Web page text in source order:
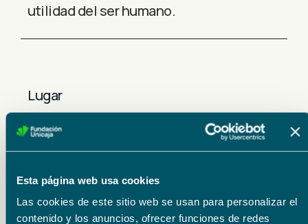
Esta página web usa cookies
Las cookies de este sitio web se usan para personalizar el
contenido y los anuncios, ofrecer funciones de redes
utilidad del ser humano.
Lugar
Entrada libre hasta completar aforo